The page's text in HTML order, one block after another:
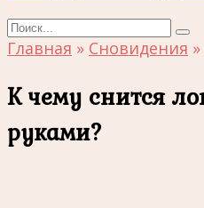
Search
for:
Главная » Сновидения »
К чему снится
руками?